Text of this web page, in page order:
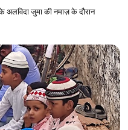
अलविदा जुमा की नमाज़ के दौरान